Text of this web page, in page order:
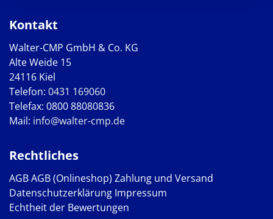
Kontakt
Walter-CMP GmbH & Co. KG
Alte Weide 15
24116 Kiel
Telefon: 0431 169060
Telefax: 0800 88080836
Mail: info@walter-cmp.de
Rechtliches
AGBAGB (Onlineshop) Zahlung und Versand
Datenschutzerklärung Impressum
Echtheit der Bewertungen